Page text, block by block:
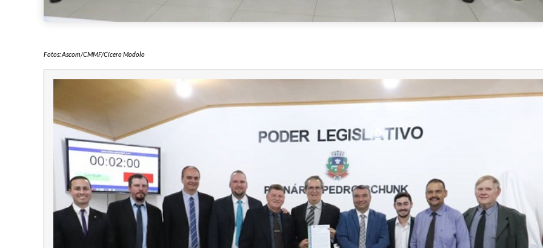
Fotos: Ascom/CMMF/Cícero Modolo